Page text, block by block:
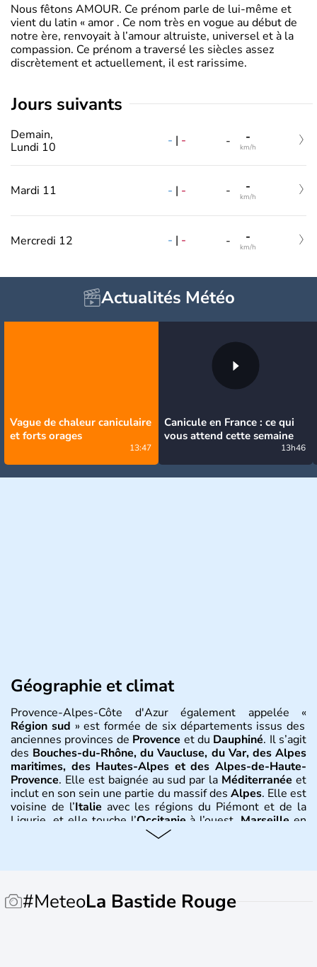
Nous fêtons AMOUR. Ce prénom parle de lui-même et
vient du latin « amor . Ce nom très en vogue au début de
notre ère, renvoyait à l’amour altruiste, universel et à la
compassion. Ce prénom a traversé les siècles assez
discrètement et actuellement, il est rarissime.
jours suivants
Demain,
Lundi 10
- | - - -
km/h
Mardi 11 - | - - -
km/h
Mercredi 12 - | - - -
km/h
Actualités Météo
Vague de chaleur caniculaire
et forts orages
13:47
Canicule en France : ce qui
vous attend cette semaine
13h46
Géographie et climat
Provence-Alpes-Côte d'Azur également appelée «
Région sud » est formée de six départements issus des
anciennes provinces de Provence et du Dauphiné. Il s’agit
des Bouches-du-Rhône, du Vaucluse, du Var, des Alpes
maritimes, des Hautes-Alpes et des Alpes-de-Haute-
Provence. Elle est baignée au sud par la Méditerranéeet
inclut en son sein une partie du massif des Alpes. Elle est
voisine de l’Italie avec les régions du Piémont et de la
Ligurie, et elle touche l’Occitanie à l’ouest. Marseille en
Nice, Cannes, Saint-Tropez, Toulon,
des Alpes.
#MeteoLa Bastide Rouge